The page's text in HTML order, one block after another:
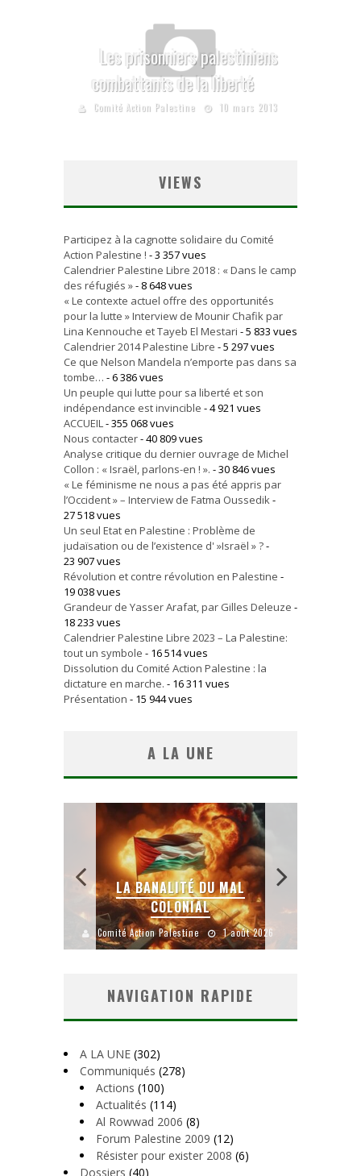
Les prisonniers palestiniens
combattants de la liberté
Comité Action Palestine 10 mars 2013
VIEWS
Participez à la cagnotte solidaire du Comité
Action Palestine ! - 3 357 vues
Calendrier Palestine Libre 2018 : « Dans le camp
des réfugiés »- 8 648 vues
« Le contexte actuel offre des opportunités
pour la lutte » Interview de Mounir Chafik par
Lina Kennouche et Tayeb El Mestari - 5 833 vues
Calendrier 2014 Palestine Libre - 5 297 vues
Ce que Nelson Mandela n’emporte pas dans sa
tombe… - 6 386 vues
Un peuple qui lutte pour sa liberté et son
indépendance est invincible - 4 921 vues
ACCUEIL- 355 068 vues
Nous contacter- 40 809 vues
Analyse critique du dernier ouvrage de Michel
Collon : « Israël, parlons-en ! ». - 30 846 vues
« Le féminisme ne nous a pas été appris par
l’Occident » – Interview de Fatma Oussedik-
27 518 vues
Un seul Etat en Palestine : Problème de
judaïsation ou de l’existence d' »Israël » ?-
23 907 vues
Révolution et contre révolution en Palestine -
19 038 vues
Grandeur de Yasser Arafat, par Gilles Deleuze -
18 233 vues
Calendrier Palestine Libre 2023 – La Palestine:
tout un symbole - 16 514 vues
Dissolution du Comité Action Palestine : la
dictature en marche. - 16 311 vues
Présentation - 15 944 vues
A LA UNE
LA BANALITÉ DU MAL
COLONIAL
Comité Action Palestine 1 août 2026
NAVIGATION RAPIDE
A LA UNE (302)
Communiqués (278)
Actions (100)
Actualités (114)
Al Rowwad 2006 (8)
Forum Palestine 2009 (12)
Résister pour exister 2008 (6)
Dossiers (40)